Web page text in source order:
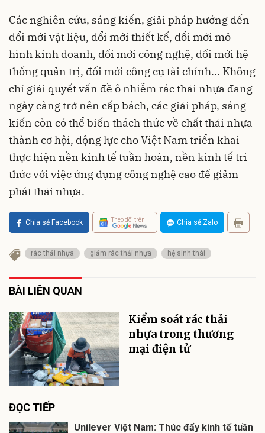
Các nghiên cứu, sáng kiến, giải pháp hướng đến
đổi mới vật liệu, đổi mới thiết kế, đổi mới mô
hình kinh doanh, đổi mới công nghệ, đổi mới hệ
thống quản trị, đổi mới công cụ tài chính... Không
chỉ giải quyết vấn đề ô nhiễm rác thải nhựa đang
ngày càng trở nên cấp bách, các giải pháp, sáng
kiến còn có thể biến thách thức về chất thải nhựa
thành cơ hội, động lực cho Việt Nam triển khai
thực hiện nền kinh tế tuần hoàn, nền kinh tế tri
thức với việc ứng dụng công nghệ cao để giảm
phát thải nhựa.
Chia sẻ Facebook Theo dõi trên Chia sẻ Zalo
rác thải nhựa giảm rác thải nhựa hệ sinh thái
BÀI LIÊN QUAN
Kiểm soát rác thải
nhựa trong thương
mại điện tử
ĐỌC TIẾP
Unilever Việt Nam: Thúc đẩy kinh tế tuần